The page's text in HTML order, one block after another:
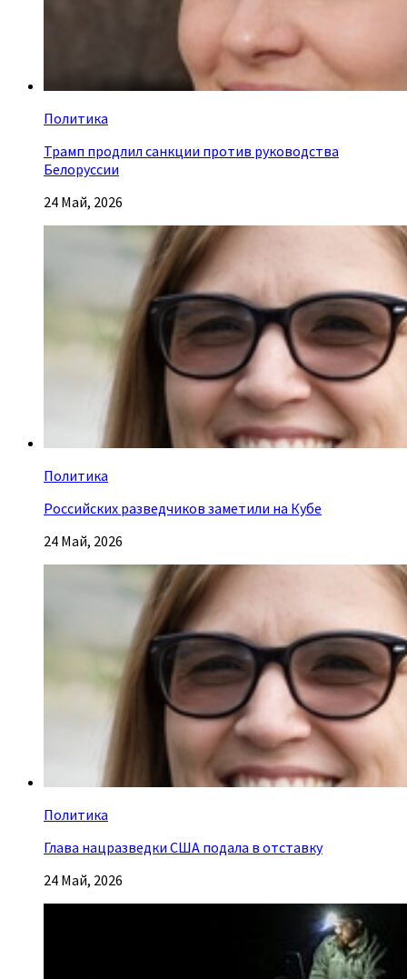
Политика
Трамп продлил санкции против руководства
Белоруссии
24 Май, 2026
Политика
Российских разведчиков заметили на Кубе
24 Май, 2026
Политика
Глава нацразведки США подала в отставку
24 Май, 2026